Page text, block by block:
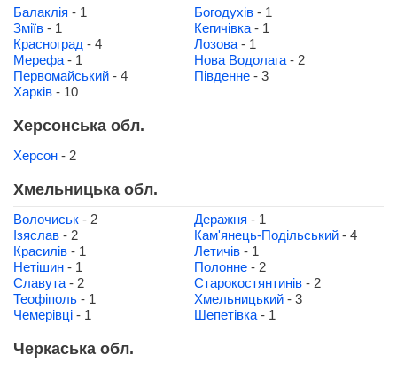
Балаклія - 1 Богодухів - 1
Зміїв - 1 Кегичівка - 1
Красноград - 4 Лозова - 1
Мерефа - 1 Нова Водолага - 2
Первомайський - 4 Південне - 3
Харків - 10
Херсонська обл.
Херсон - 2
Хмельницька обл.
Волочиськ - 2 Деражня - 1
Ізяслав - 2 Кам'янець-Подільський - 4
Красилів - 1 Летичів - 1
Нетішин - 1 Полонне - 2
Славута - 2 Старокостянтинів - 2
Теофіполь - 1 Хмельницький - 3
Чемерівці - 1 Шепетівка - 1
Черкаська обл.